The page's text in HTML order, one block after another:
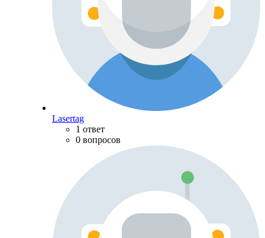
Lasertag
1 ответ
0 вопросов